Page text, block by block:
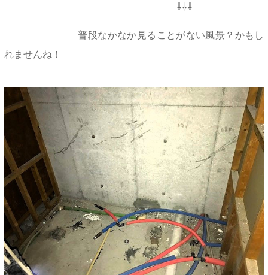
⇩⇩⇩
普段なかなか見ることがない風景？かもし
れませんね！